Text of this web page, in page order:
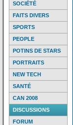
SOCIÉTÉ
FAITS DIVERS
SPORTS
PEOPLE
POTINS DE STARS
PORTRAITS
NEW TECH
SANTÉ
CAN 2008
DISCUSSIONS
FORUM